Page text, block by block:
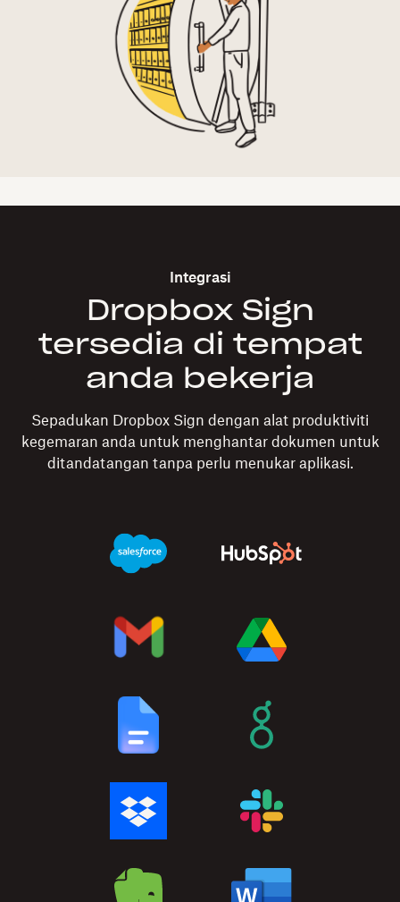
Integrasi
Dropbox Sign
tersedia di tempat
anda bekerja
Sepadukan Dropbox Sign dengan alat produktiviti
kegemaran anda untuk menghantar dokumen untuk
ditandatangan tanpa perlu menukar aplikasi.